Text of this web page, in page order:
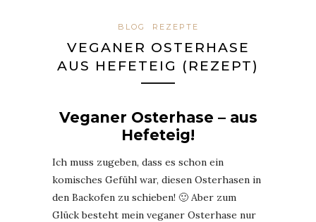
BLOG REZEPTE
VEGANER OSTERHASE
AUS HEFETEIG (REZEPT)
Veganer Osterhase – aus
Hefeteig!
Ich muss zugeben, dass es schon ein
komisches Gefühl war, diesen Osterhasen in
den Backofen zu schieben! 🙂 Aber zum
Glück besteht mein veganer Osterhase nur